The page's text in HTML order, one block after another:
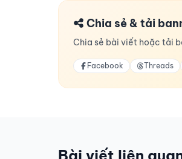
Chia sẻ & tải
Chia sẻ bài viết hoặc tải
Facebook Threads
Bài viết liên